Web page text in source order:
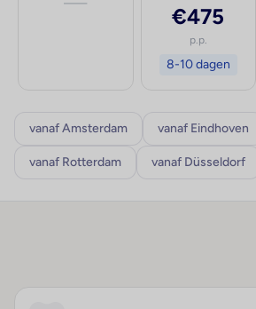
€475
p.p.
8-10 dagen
vanaf Amsterdam vanaf Eindhoven
vanaf Rotterdam vanaf Düsseldorf